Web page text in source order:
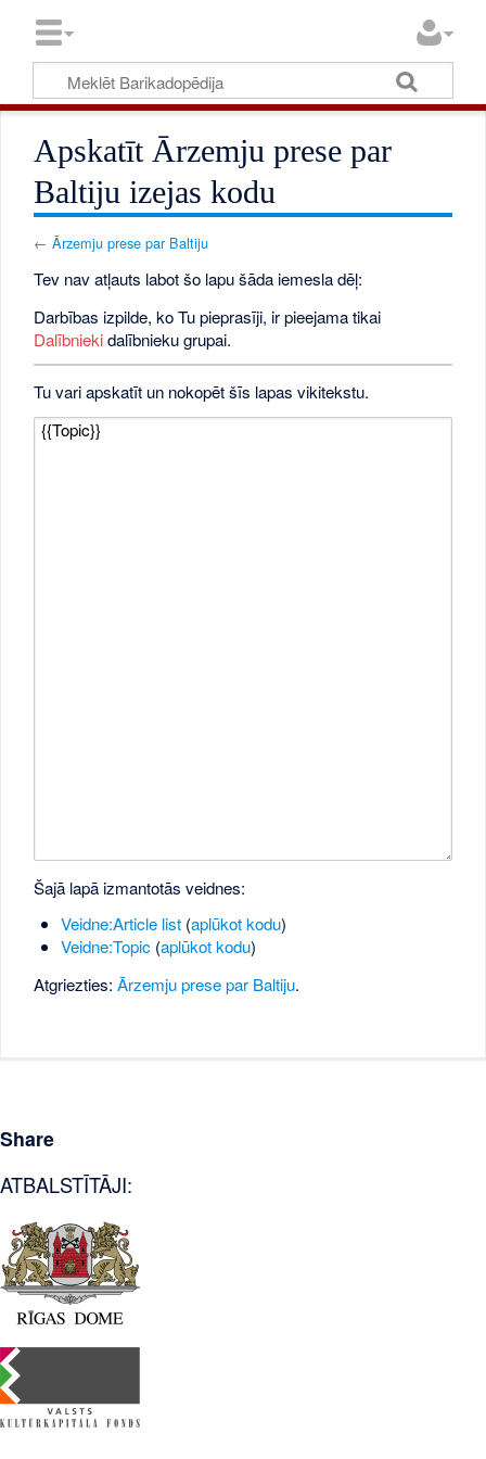
Apskatīt Ārzemju prese par
Baltiju izejas kodu
←Ārzemju prese par Baltiju
Tev nav atļauts labot šo lapu šāda iemesla dēļ:
Darbības izpilde, ko Tu pieprasīji, ir pieejama tikai
Dalībniekidalībnieku grupai.
Tu vari apskatīt un nokopēt šīs lapas vikitekstu.
Šajā lapā izmantotās veidnes:
Veidne:Article list(aplūkot kodu)
Veidne:Topic(aplūkot kodu)
Atgriezties:Ārzemju prese par Baltiju.
Share
ATBALSTĪTĀJI: